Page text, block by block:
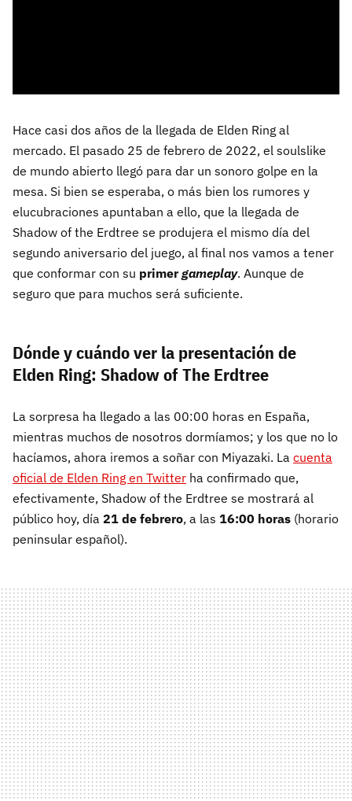
Hace casi dos años de la llegada de Elden Ring al
mercado. El pasado 25 de febrero de 2022, el soulslike
de mundo abierto llegó para dar un sonoro golpe en la
mesa. Si bien se esperaba, o más bien los rumores y
elucubraciones apuntaban a ello, que la llegada de
Shadow of the Erdtree se produjera el mismo día del
segundo aniversario del juego, al final nos vamos a tener
que conformar con su primergameplay. Aunque de
seguro que para muchos será suficiente.
Dónde y cuándo ver la presentación de
Elden Ring: Shadow of The Erdtree
La sorpresa ha llegado a las 00:00 horas en España,
mientras muchos de nosotros dormíamos; y los que no lo
hacíamos, ahora iremos a soñar con Miyazaki. La cuenta
oficial de Elden Ring en Twitter ha confirmado que,
efectivamente, Shadow of the Erdtree se mostrará al
público hoy, día 21 de febrero, a las 16:00 horas (horario
peninsular español).